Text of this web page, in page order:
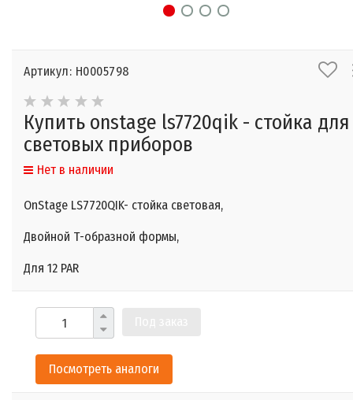
Артикул: Н0005798
Купить onstage ls7720qik - стойка для
световых приборов
Нет в наличии
OnStage LS7720QIK- стойка световая,
Двойной Т-образной формы,
Для 12 PAR
Посмотреть аналоги